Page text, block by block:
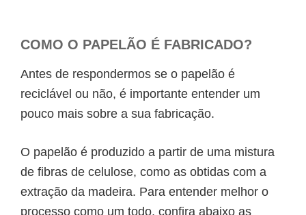
COMO O PAPELÃO É FABRICADO?
Antes de respondermos se o papelão é
reciclável ou não, é importante entender um
pouco mais sobre a sua fabricação.
O papelão é produzido a partir de uma mistura
de fibras de celulose, como as obtidas com a
extração da madeira. Para entender melhor o
processo como um todo, confira abaixo as